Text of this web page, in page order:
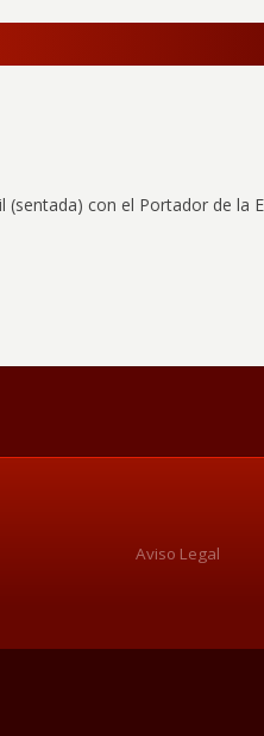
(sentada) con el Portador de la
Aviso Legal